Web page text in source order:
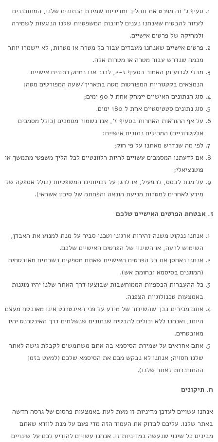
סעיף ג’ זה מפרט את תהליך ומדיניות שמירת הנתונים שלנו, המתוכננים
לעזור להבטיח שאנחנו נענים לחובות המשפטיות שלנו הנוגעות לשמירה
ולמחיקה של פרטים אישיים.
פרטים אישיים שאנחנו מעבדים עבור כל מטרה או מטרות, לא יישמרו יותר
מכמה שנדרש עבור מטרה או מטרות אלה.
מבלי לגרוע מן האמור בסעיף ז-2, לרוב אנו נמחק נתונים אישיים
הנמצאים בקטגוריות המפורטות מטה בתאריך/שעה המפורטים מטה:
סוג הנתונים האישיים יימחק אחת ל 90 ימים;
סוג נתונים סטטיסטיים אחת ל 180 ימים.
על אף ההוראות האחרות בסעיף ז’, אנו נשמור מסמכים (כולל מסמכים
אלקטרוניים) המכילים נתונים אישיים:
לפי מה שנדרש מאתנו על פי חוק;
אם לדעתנו המסמכים עשויים להיות רלוונטיים לכל הליך משפטי מתמשך או
פוטנציאלי;
על מנת לבסס, להפעיל, או להגן על זכויותינו המשפטיות (כולל אספקה של
מידע לאחרים למטרות מניעת הונאה והפחתה של סיכון אשראי).
ז. אבטחת הפרטים האישיים שלכם
אנחנו ננקוט משנה זהירות ארגוני וטכני סביר על מנת למנוע את האבדן,
השימוש לרעה, או השינוי של הפרטים האישיים שלכם.
אנחנו נאחסן את כל הפרטים האישיים שאתם מספקים בשרתים מאובטחים
(המוגנים בסיסמא ובחומת אש).
כל ההעברות הכספיות הממוחשבות שבוצעו דרך האתר שלנו יהיו מוגנות
באמצעות טכנולוגיית הצפנה.
אתם מכירים בכך שהשידור של מידע על פני האינטרנט אינו מאובטח מעצם
היותו, ואנחנו ללא יכולים להבטיח שנתונים שנשלחים דרך האינטרנט יהיו
מאובטחים.
אתם אחראים על שמירת הסיסמא בה אתם משתמשים לקבלת גישה לאתר
שלנו חסויה; אנחנו לא נבקש מכם את הסיסמא שלכם (למעט בזמן
ההתחברות לאתר שלנו).
ח. תיקונים
אנחנו עשויים לעדכן מדיניות זו מעת לעת באמצעות פרסום של גרסה חדשה
באתר שלנו. עליכם לבדוק את העמוד הזה מדי פעם על מנת לוודא שאתם
מבינים כל שינוי שנעשה במדיניות זו. אנחנו עשויים להודיע לכם על שינויים